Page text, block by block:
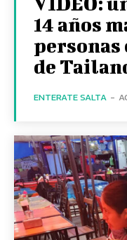
14 años
personas
de
ENTERATE SALTA -